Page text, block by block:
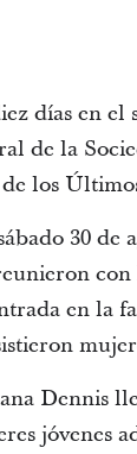
días en el
de la
los
30 de
en la
Dennis
jóvenes